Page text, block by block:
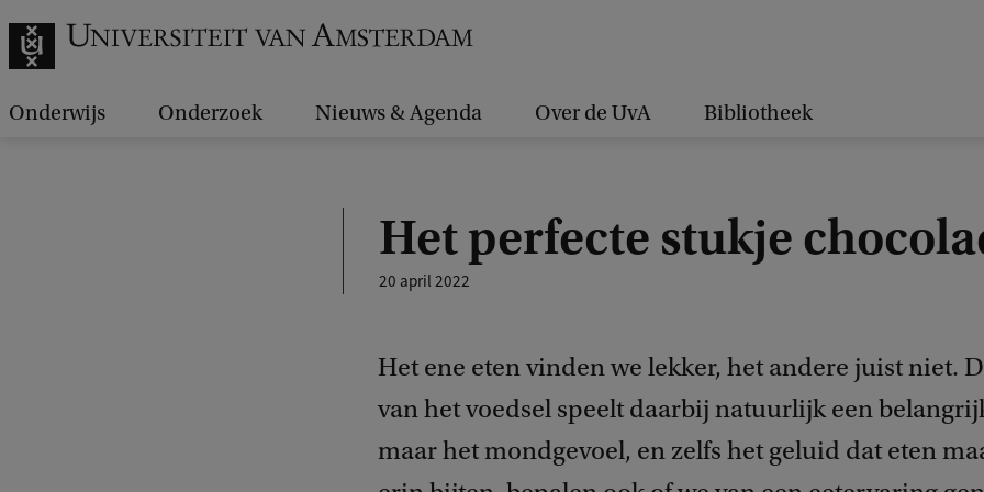
Onderwijs Onderzoek Nieuws & Agenda Over de UvA Bibliotheek
Het perfecte stukje
20 april 2022
Het ene eten vinden we lekker, het andere juist niet.
van het voedsel speelt daarbij natuurlijk een
maar het mondgevoel, en zelfs het geluid dat eten